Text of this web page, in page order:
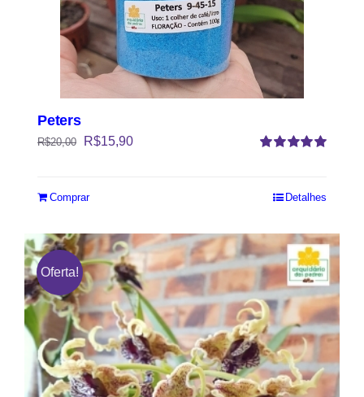
Peters
R$20,00 R$15,90
Comprar Detalhes
Oferta!